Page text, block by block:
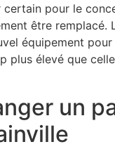
pour le
être remplacé.
équipement
plus élevé que
un